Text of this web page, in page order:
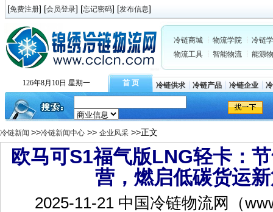
[免费注册] [会员登录] [忘记密码] [发布信息]
冷链商城 物流学院
冷链
物流工具
智能物流 能源
126年8月10日 星期一 首 页 冷链供求 冷链产品 冷链企业
冷链新闻 >>冷链新闻中心 >> 企业风采 >>正文
欧马可S1福气版LNG轻卡：
营，燃启低碳货运
2025-11-21 中国冷链物流网（